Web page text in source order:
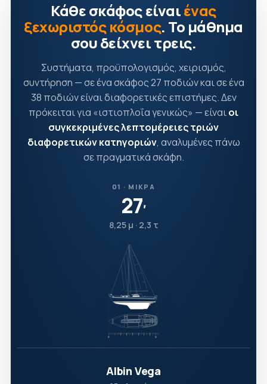
Κάθε σκάφος είναιένας
ξεχωριστός κόσμος. Το μάθημα
σου δείχνει τρεις.
Συστήματα, προϋπολογισμός, χειρισμός,
συντήρηση — σε ένα σκάφος 27 ποδιών και σε ένα
38 ποδιών είναι διαφορετικές επιστήμες. Δεν
πρόκειται για «ιστιοπλοΐα γενικώς» — είναιοι
συγκεκριμένες λεπτομέρειες τριών
διαφορετικών κατηγοριών, αναλυμένες πάνω
σε πραγματικά σκάφη.
01 · ΜΙΚΡΆ
27′
8,25 μ · 2,3 τ
Albin Vega